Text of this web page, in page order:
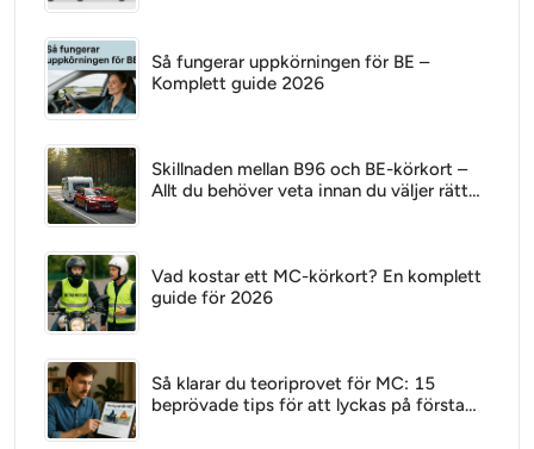
Så fungerar uppkörningen för BE –
Komplett guide 2026
Skillnaden mellan B96 och BE-körkort –
Allt du behöver veta innan du väljer rätt
Vad kostar ett MC-körkort? En komplett
guide för 2026
Så klarar du teoriprovet för MC: 15
beprövade tips för att lyckas på första